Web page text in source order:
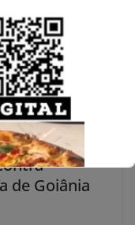
por
de Goiânia